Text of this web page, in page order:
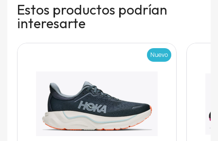
Estos productos podrían
interesarte
Nuevo